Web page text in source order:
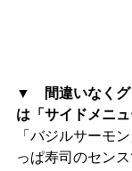
▼　間違いなく
は「サイドメニ
「バジルサーモ
っぱ寿司のセン